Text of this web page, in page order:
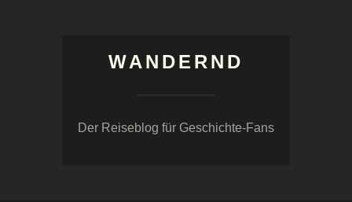
WANDERND
Der Reiseblog für Geschichte-Fans